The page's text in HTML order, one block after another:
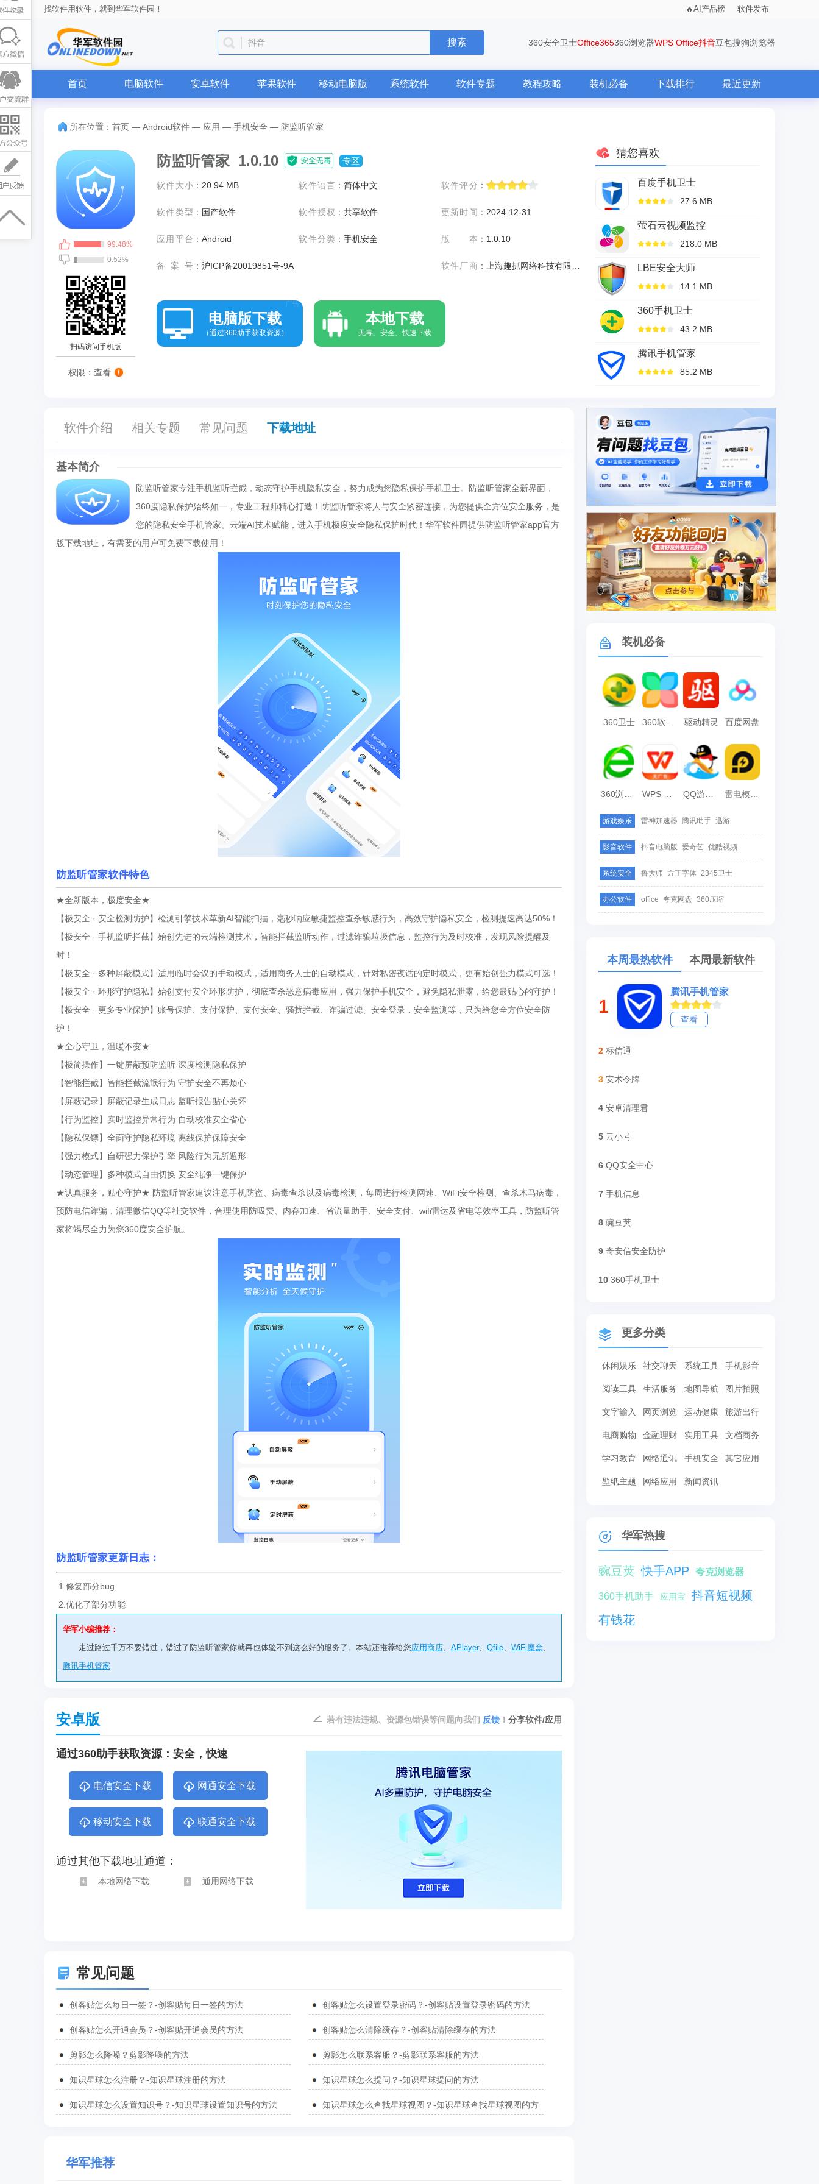
找软件用软件，就到华军软件园！ AI产品榜 软件发布
抖音 搜索 360安全卫士Office365360浏览器WPS Office抖音豆包搜狗浏览器
首页 电脑软件 安卓软件 苹果软件 移动电脑版 系统软件 软件专题 教程攻略 装机必备 下载排行 最近更新
所在位置： 首页 — Android软件 — 应用 — 手机安全 — 防监听管家
99.48%
0.52%
扫码访问手机版
权限：查看
防监听管家 1.0.10 专区
软件大小 ： 20.94 MB 软件语言 ：简体中文 软件评分 ：
软件类型 ： 国产软件 软件授权 ：共享软件 更新时间 ： 2024-12-31
应用平台 ： Android 软件分类 ：手机安全 版本 ： 1.0.10
备案号 ： 沪ICP备20019851号-9A 软件厂商 ：
电脑版下载
（通过360助手获取资源）
广告
本地下载
无毒、安全、快速下载
猜您喜欢
百度手机卫士
27.6 MB
萤石云视频监控
218.0 MB
LBE安全大师
14.1 MB
360手机卫士
43.2 MB
腾讯手机管家
85.2 MB
软件介绍 相关专题 常见问题 下载地址
基本简介
防监听管家专注手机监听拦截，动态守护手机隐私安全，努力成为您隐私保护手机卫士。防监听管家全新界面，
360度隐私保护始终如一，专业工程师精心打造！防监听管家将人与安全紧密连接，为您提供全方位安全服务，是
您的隐私安全手机管家。云端AI技术赋能，进入手机极度安全隐私保护时代！华军软件园提供防监听管家app官方
版下载地址，有需要的用户可免费下载使用！
防监听管家软件特色
★全新版本，极度安全★
【极安全 · 安全检测防护】检测引擎技术革新AI智能扫描，毫秒响应敏捷监控查杀敏感行为，高效守护隐私安全，检测提速高达50%！
【极安全 · 手机监听拦截】始创先进的云端检测技术，智能拦截监听动作，过滤诈骗垃圾信息，监控行为及时校准，发现风险提醒及
时！
【极安全 · 多种屏蔽模式】适用临时会议的手动模式，适用商务人士的自动模式，针对私密夜话的定时模式，更有始创强力模式可选！
【极安全 · 环形守护隐私】始创支付安全环形防护，彻底查杀恶意病毒应用，强力保护手机安全，避免隐私泄露，给您最贴心的守护！
【极安全 · 更多专业保护】账号保护、支付保护、支付安全、骚扰拦截、诈骗过滤、安全登录，安全监测等，只为给您全方位安全防
护！
★全心守卫，温暖不变★
【极简操作】一键屏蔽预防监听 深度检测隐私保护
【智能拦截】智能拦截流氓行为 守护安全不再烦心
【屏蔽记录】屏蔽记录生成日志 监听报告贴心关怀
【行为监控】实时监控异常行为 自动校准安全省心
【隐私保镖】全面守护隐私环境 离线保护保障安全
【强力模式】自研强力保护引擎 风险行为无所遁形
【动态管理】多种模式自由切换 安全纯净一键保护
★认真服务，贴心守护★ 防监听管家建议注意手机防盗、病毒查杀以及病毒检测，每周进行检测网速、WiFi安全检测、查杀木马病毒，
预防电信诈骗，清理微信QQ等社交软件，合理使用防吸费、内存加速、省流量助手、安全支付、wifi雷达及省电等效率工具，防监听管
家将竭尽全力为您360度安全护航。
防监听管家更新日志：
1.修复部分bug
2.优化了部分功能
华军小编推荐：
走过路过千万不要错过，错过了防监听管家你就再也体验不到这么好的服务了。本站还推荐给您应用商店、 APlayer、 Qfile、 WiFi魔盒、
腾讯手机管家
安卓版 分享软件/应用
若有违法违规、资源包错误等问题向我们 反馈 ！
通过360助手获取资源：安全，快速
电信安全下载 网通安全下载
移动安全下载 联通安全下载
通过其他下载地址通道：
本地网络下载 通用网络下载
常见问题
创客贴怎么每日一签？-创客贴每日一签的方法 创客贴怎么设置登录密码？-创客贴设置登录密码的方法
创客贴怎么开通会员？-创客贴开通会员的方法 创客贴怎么清除缓存？-创客贴清除缓存的方法
剪影怎么降噪？剪影降噪的方法 剪影怎么联系客服？-剪影联系客服的方法
知识星球怎么注册？-知识星球注册的方法 知识星球怎么提问？-知识星球提问的方法
知识星球怎么设置知识号？-知识星球设置知识号的方法
知识星球怎么查找星球视图？-知识星球查找星球视图的方
华军推荐
广告
广告
装机必备
360卫士 360软件管家 驱动精灵 百度网盘
雷电模拟器
游戏娱乐 雷神加速器 腾讯助手 迅游
影音软件 抖音电脑版 爱奇艺 优酷视频
系统安全 鲁大师 方正字体 2345卫士
办公软件 office 夸克网盘 360压缩
本周最热软件 本周最新软件
1
腾讯手机管家
查看
2 标信通
3 安术令牌
4 安卓清理君
5 云小号
6 QQ安全中心
7 手机信息
8 豌豆荚
9 奇安信安全防护
10 360手机卫士
更多分类
休闲娱乐 社交聊天 系统工具 手机影音
阅读工具 生活服务 地图导航 图片拍照
文字输入 网页浏览 运动健康 旅游出行
电商购物 金融理财 实用工具 文档商务
学习教育 网络通讯 手机安全 其它应用
壁纸主题 网络应用 新闻资讯
华军热搜
豌豆荚 快手APP 夸克浏览器
360手机助手 应用宝
抖音短视频
有钱花